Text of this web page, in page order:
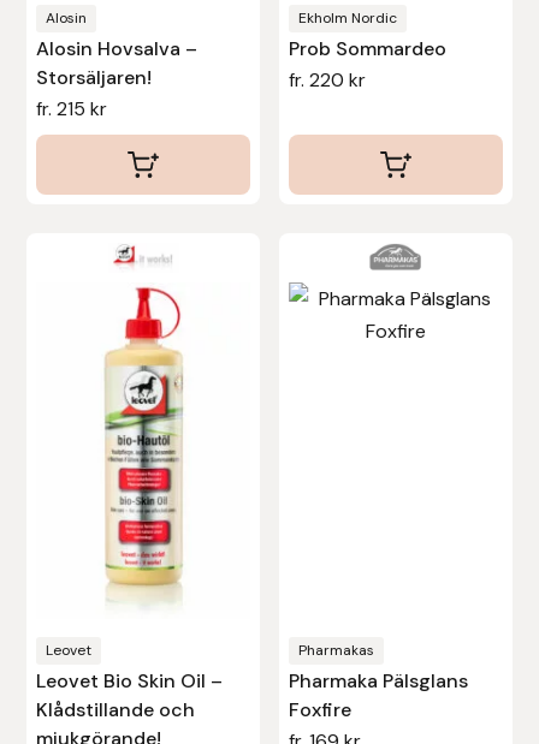
Alosin
Alosin Hovsalva –
Storsäljaren!
fr. 215kr
produktsidan
Ekholm Nordic
Prob Sommardeo
fr. 220 kr
produktsidan
Leovet
Leovet Bio Skin Oil –
Klådstillande och
mjukgörande!
produkten
varianter.
alternativen
produktsidan
Pharmakas
Pharmaka Pälsglans
Foxfire
här
produkten
produktsidan